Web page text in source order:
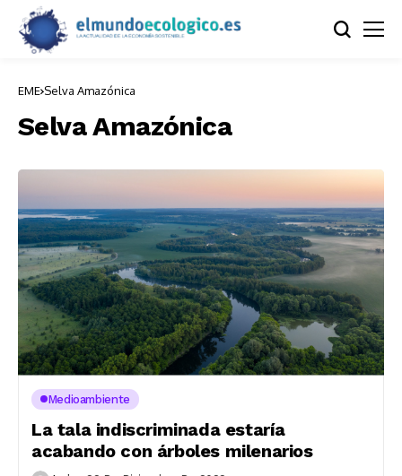
EME Selva Amazónica
Selva Amazónica
Medioambiente
La tala indiscriminada estaría
acabando con árboles milenarios